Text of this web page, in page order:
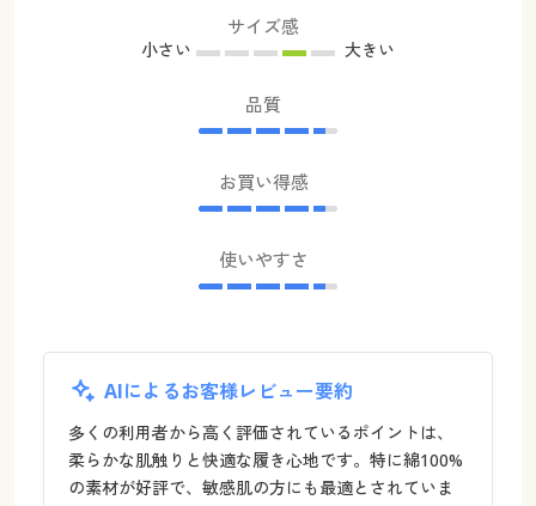
サイズ感
小さい 大きい
品質
お買い得感
使いやすさ
AIによるお客様レビュー要約
多くの利用者から高く評価されているポイントは、
柔らかな肌触りと快適な履き心地です。特に綿100%
の素材が好評で、敏感肌の方にも最適とされていま